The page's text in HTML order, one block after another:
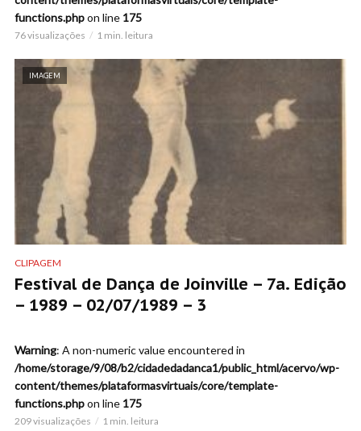
functions.phpon line 175
76 visualizações 1 min. leitura
IMAGEM
CLIPAGEM
Festival de Dança de Joinville – 7a. Edição
– 1989 – 02/07/1989 – 3
Warning: A non-numeric value encountered in
/home/storage/9/08/b2/cidadedadanca1/public_html/acervo/wp-
content/themes/plataformasvirtuais/core/template-
functions.phpon line 175
209 visualizações 1 min. leitura